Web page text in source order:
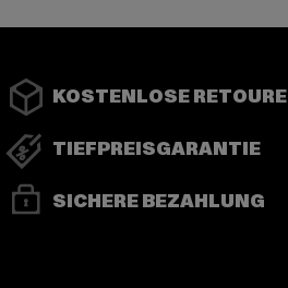
KOSTENLOSE RETOURE
TIEFPREISGARANTIE
SICHERE BEZAHLUNG